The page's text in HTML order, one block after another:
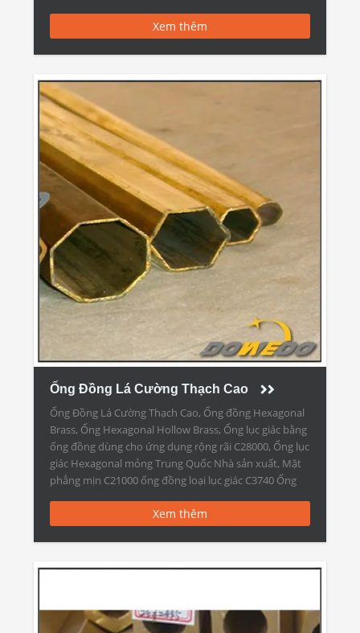
Xem thêm
Ống Đồng Lá Cường Thạch Cao
Ống Đồng Lá Cường Thạch Cao, Ống đồng Hexagonal
Brass, Ống Hexagonal Hollow Brass, Ống lục giác bằng
ống đồng dùng cho ứng dụng rộng rãi C28000, Ống lục
giác Hexagonal mỏng Trung Quốc Nhà sản xuất, Mặt
phẳng mịn C21000 ống đồng loại lục giác C3740 Ống
Xem thêm